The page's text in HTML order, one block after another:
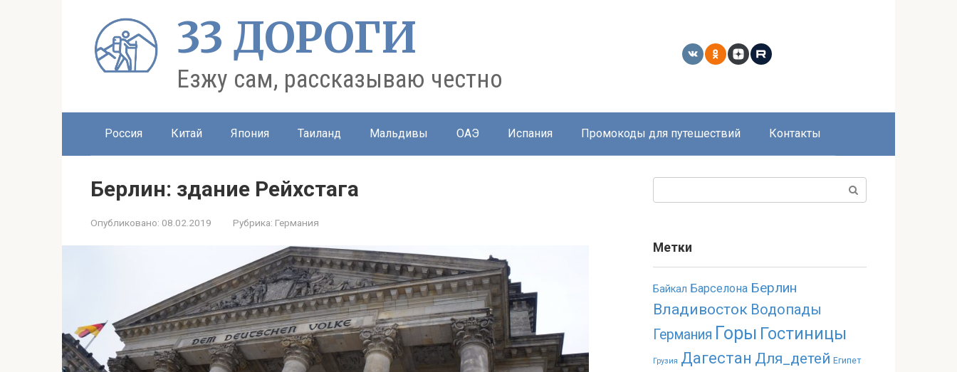
33 ДОРОГИ
Езжу сам, рассказываю честно
Россия Китай Япония Таиланд Мальдивы ОАЭ Испания Промокоды для путешествий Контакты
Берлин: здание Рейхстага
Опубликовано: 08.02.2019 Рубрика: Германия
Метки
Байкал Барселона Берлин
Владивосток Водопады
Германия Горы Гостиницы
Грузия Дагестан Для_детей Египет